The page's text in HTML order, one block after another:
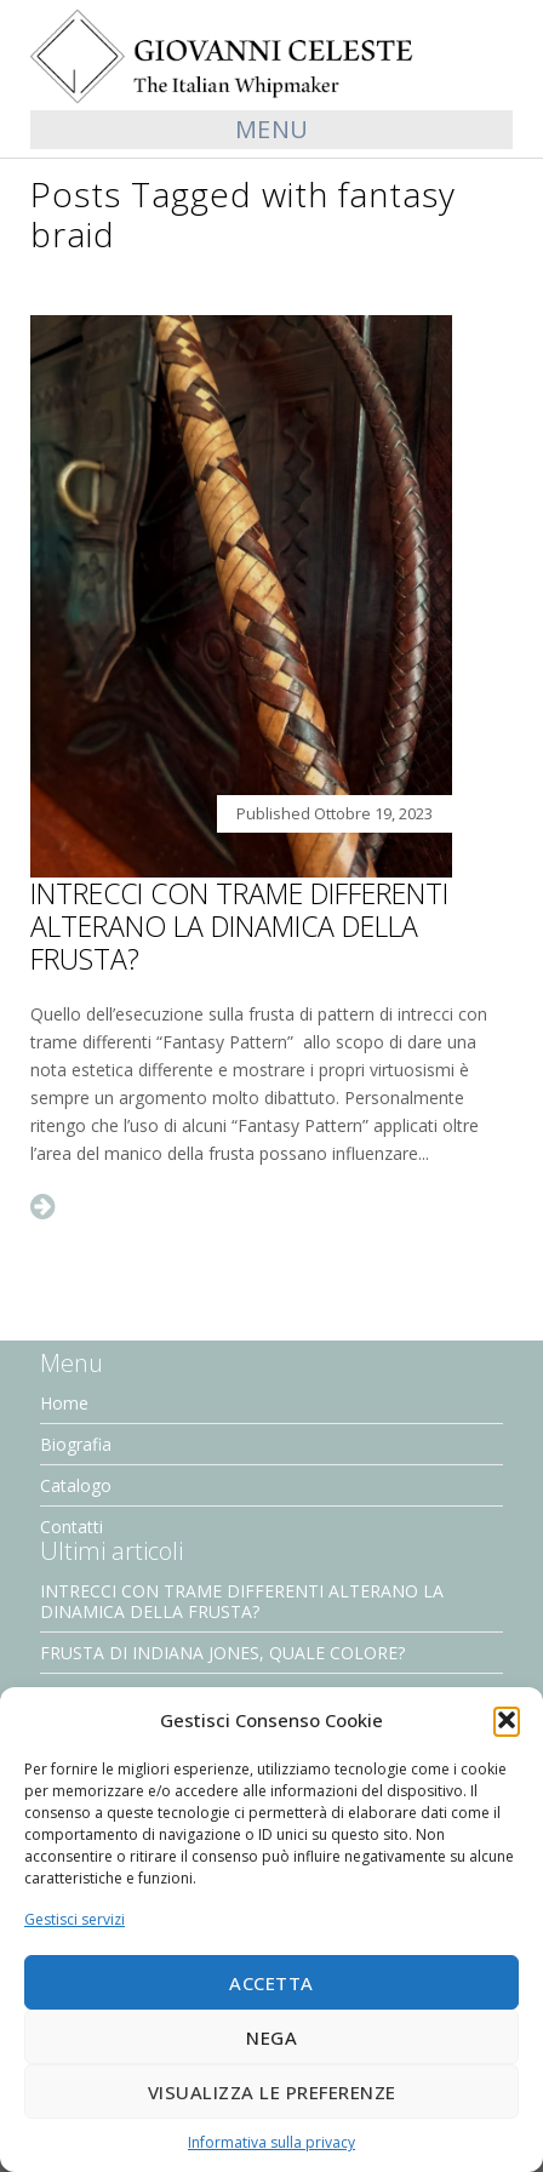
Gestisci Consenso Cookie
Per fornire le migliori esperienze, utilizziamo tecnologie come i cookie
per memorizzare e/o accedere alle informazioni del dispositivo. Il
consenso a queste tecnologie ci permetterà di elaborare dati come il
comportamento di navigazione o ID unici su questo sito. Non
acconsentire o ritirare il consenso può influire negativamente su alcune
caratteristiche e funzioni.
Gestisci servizi
ACCETTA
NEGA
VISUALIZZA LE PREFERENZE
Informativa sulla privacy
MENU
Posts Tagged with fantasy
braid
Published Ottobre 19, 2023
INTRECCI CON TRAME DIFFERENTI
ALTERANO LA DINAMICA DELLA
FRUSTA?
Quello dell’esecuzione sulla frusta di pattern di intrecci con
trame differenti “Fantasy Pattern” allo scopo di dare una
nota estetica differente e mostrare i propri virtuosismi è
sempre un argomento molto dibattuto. Personalmente
ritengo che l’uso di alcuni “Fantasy Pattern” applicati oltre
l’area del manico della frusta possano influenzare...
Menu
Home
Biografia
Catalogo
Contatti
Ultimi articoli
INTRECCI CON TRAME DIFFERENTI ALTERANO LA
DINAMICA DELLA FRUSTA?
FRUSTA DI INDIANA JONES, QUALE COLORE?
il signore delle fruste: Mr. david w. morgan
Costruisci meccanicamente i tuoi nylon cracker #2/2
InstagramLinkedIn